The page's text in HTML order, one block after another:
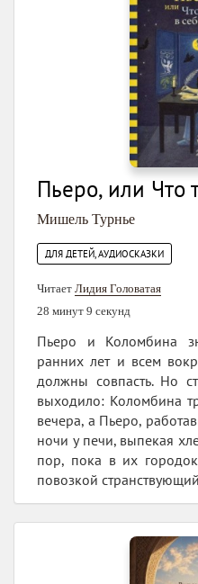
Пьеро, или Что
Мишель Турнье
ДЛЯ ДЕТЕЙ, АУДИОСКАЗКИ
Читает Лидия Головатая
28 минут 9 секунд
Пьеро и Коломбина
ранних лет и всем
должны совпасть. Но
выходило: Коломбина
вечера, а Пьеро,
ночи у печи, выпекая
пор, пока в их
повозкой